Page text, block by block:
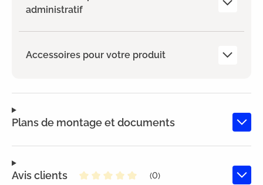
administratif
Accessoires pour votre produit
Plans de montage et documents
Avis clients
(0)